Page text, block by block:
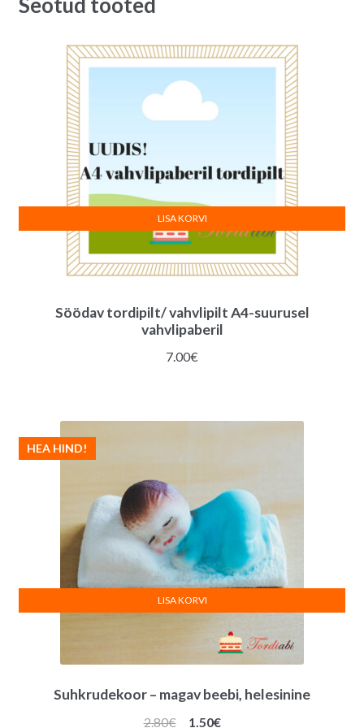
Söödav tordipilt/ vahvlipilt A4-suurusel
vahvlipaberil
7.00€
LISA KORVI
Suhkrudekoor – magav beebi, helesinine
HEA HIND!
2.80€
Algne
1.50€Praegune
LISA KORVI